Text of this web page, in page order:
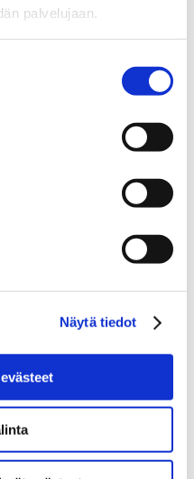
palvelujaan.
Näytä tiedot
unlock the strongest
the Tampere AI